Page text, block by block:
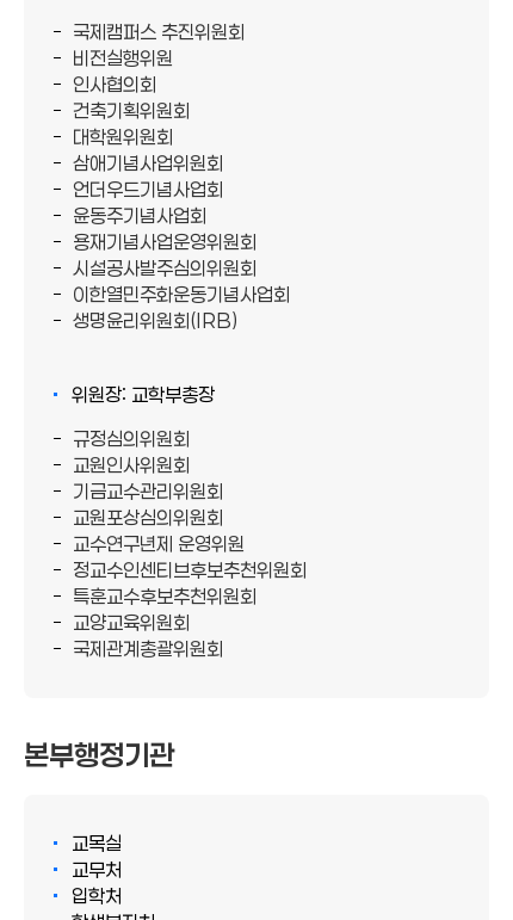
국제캠퍼스 추진위원회
비전실행위원
인사협의회
건축기획위원회
대학원위원회
삼애기념사업위원회
언더우드기념사업회
윤동주기념사업회
용재기념사업운영위원회
시설공사발주심의위원회
이한열민주화운동기념사업회
생명윤리위원회(IRB)
위원장: 교학부총장
규정심의위원회
교원인사위원회
기금교수관리위원회
교원포상심의위원회
교수연구년제 운영위원
정교수인센티브후보추천위원회
특훈교수후보추천위원회
교양교육위원회
국제관계총괄위원회
본부행정기관
교목실
교무처
입학처